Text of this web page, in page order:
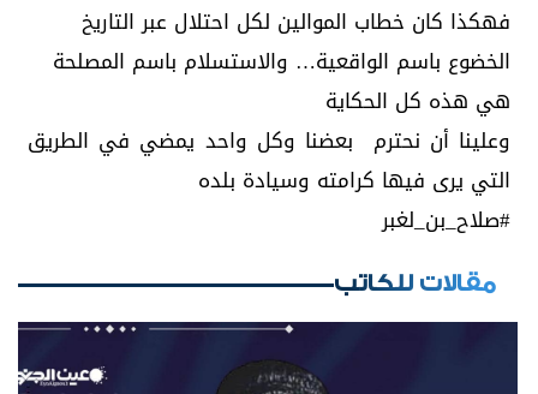
فهكذا كان خطاب الموالين لكل احتلال عبر التاريخ
الخضوع باسم الواقعية… والاستسلام باسم المصلحة
هي هذه كل الحكاية
وعلينا أن نحترم بعضنا وكل واحد يمضي في الطريق
التي يرى فيها كرامته وسيادة بلده
#صلاح_بن_لغبر
مقالات للكاتب